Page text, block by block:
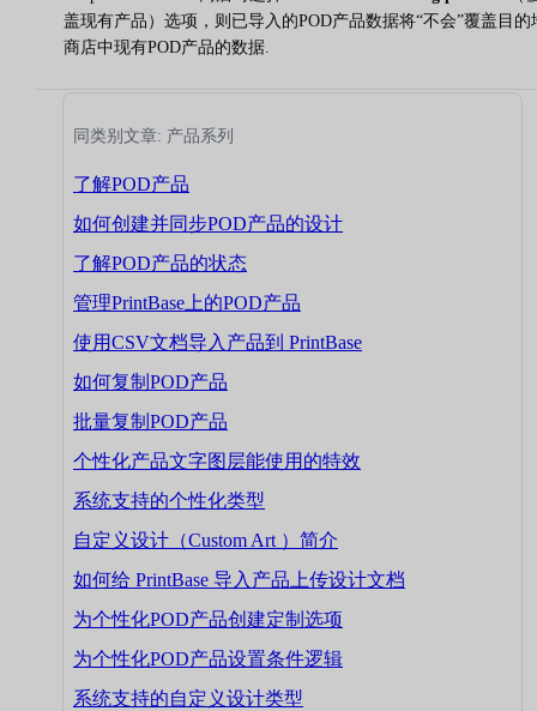
盖现有产品）选项，则已导入的POD产品数据将“不会”覆盖目的
商店中现有POD产品的数据.
同类别文章: 产品系列
了解POD产品
如何创建并同步POD产品的设计
了解POD产品的状态
管理PrintBase上的POD产品
使用CSV文档导入产品到 PrintBase
如何复制POD产品
批量复制POD产品
个性化产品文字图层能使用的特效
系统支持的个性化类型
自定义设计（Custom Art ）简介
如何给 PrintBase 导入产品上传设计文档
为个性化POD产品创建定制选项
为个性化POD产品设置条件逻辑
系统支持的自定义设计类型